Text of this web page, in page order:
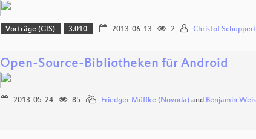
Vorträge (GIS) 3.010 2013-06-13 2 Christof
Open-Source-Bibliotheken für Android
2013-05-24 85 Friedger Müffke (Novoda) and Benjamin